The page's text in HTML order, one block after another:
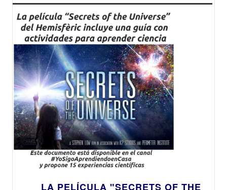
LA PELÍCULA "SECRETS OF THE